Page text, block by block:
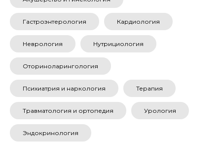
Гастроэнтерология Кардиология
Неврология Нутрициология
Оториноларингология
Психиатрия и наркология Терапия
Травматология и ортопедия Урология
Эндокринология
ОФТАЛЬМОЛОГИЯ
Офтальмолог— это врач, занимающийся
лечением патологий зрения.
Что лечит офтальмолог?
После того, как мы разобрались с
отсутствием разницы между